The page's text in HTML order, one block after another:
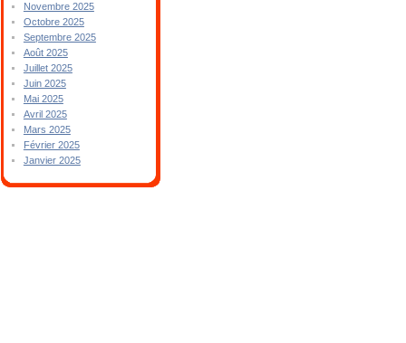
Novembre 2025
Octobre 2025
Septembre 2025
Août 2025
Juillet 2025
Juin 2025
Mai 2025
Avril 2025
Mars 2025
Février 2025
Janvier 2025